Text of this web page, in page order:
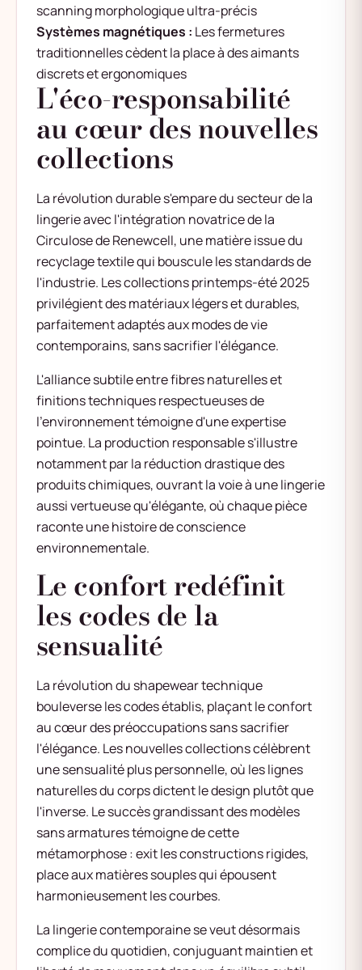
scanning morphologique ultra-précis
Systèmes magnétiques : Les fermetures
traditionnelles cèdent la place à des aimants
discrets et ergonomiques
L'éco-responsabilité
au cœur des nouvelles
collections
La révolution durable s'empare du secteur de la
lingerie avec l'intégration novatrice de la
Circulose de Renewcell, une matière issue du
recyclage textile qui bouscule les standards de
l'industrie. Les collections printemps-été 2025
privilégient des matériaux légers et durables,
parfaitement adaptés aux modes de vie
contemporains, sans sacrifier l'élégance.
L'alliance subtile entre fibres naturelles et
finitions techniques respectueuses de
l'environnement témoigne d'une expertise
pointue. La production responsable s'illustre
notamment par la réduction drastique des
produits chimiques, ouvrant la voie à une lingerie
aussi vertueuse qu'élégante, où chaque pièce
raconte une histoire de conscience
environnementale.
Le confort redéfinit
les codes de la
sensualité
La révolution du shapewear technique
bouleverse les codes établis, plaçant le confort
au cœur des préoccupations sans sacrifier
l'élégance. Les nouvelles collections célèbrent
une sensualité plus personnelle, où les lignes
naturelles du corps dictent le design plutôt que
l'inverse. Le succès grandissant des modèles
sans armatures témoigne de cette
métamorphose : exit les constructions rigides,
place aux matières souples qui épousent
harmonieusement les courbes.
La lingerie contemporaine se veut désormais
complice du quotidien, conjuguant maintien et